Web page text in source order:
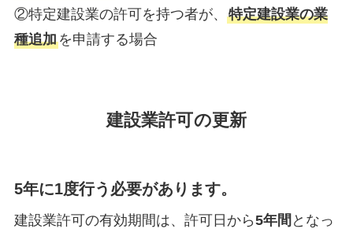
②特定建設業の許可を持つ者が、 特定建設業の業
種追加を申請する場合
建設業許可の更新
5年に1度行う必要があります。
建設業許可の有効期間は、許可日から5年間 となっ